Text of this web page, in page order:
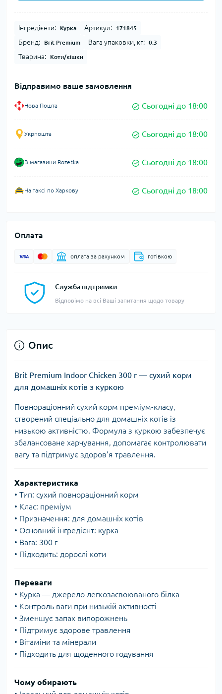
Інгредієнти: Курка Артикул: 171845
Бренд: Brit Premium Вага упаковки, кг: 0.3
Тварина: Коти/кішки
Відправимо ваше замовлення
Нова Пошта Сьогодні до 18:00
Укрпошта Сьогодні до 18:00
В магазини Rozetka Сьогодні до 18:00
На таксі по Харкову Сьогодні до 18:00
Оплата
оплата за рахунком готівкою
Служба підтримки
Відповімо на всі Ваші запитання щодо товару
Опис
Brit Premium Indoor Chicken 300 г — сухий корм
для домашніх котів з куркою
Повнораціонний сухий корм преміум-класу,
створений спеціально для домашніх котів із
низькою активністю. Формула з куркою забезпечує
збалансоване харчування, допомагає контролювати
вагу та підтримує здоров’я травлення.
Характеристика
• Тип: сухий повнораціонний корм
• Клас: преміум
• Призначення: для домашніх котів
• Основний інгредієнт: курка
• Вага: 300 г
• Підходить: дорослі коти
Переваги
• Курка — джерело легкозасвоюваного білка
• Контроль ваги при низькій активності
• Зменшує запах випорожнень
• Підтримує здорове травлення
• Вітаміни та мінерали
• Підходить для щоденного годування
Чому обирають